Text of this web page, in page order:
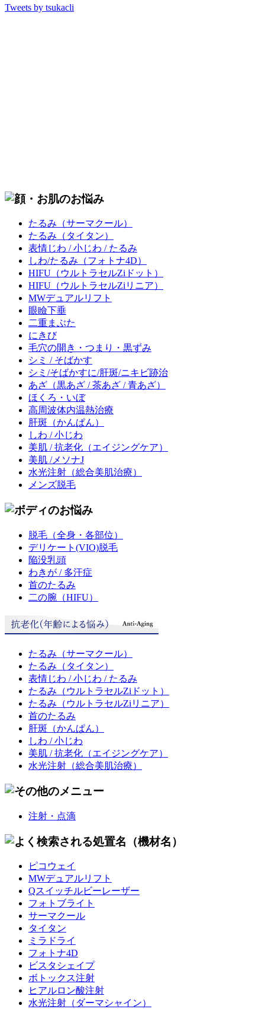
Tweets by tsukacli
たるみ （サーマクール）
たるみ （タイタン）
表情じわ / 小じわ / たるみ
しわ/たるみ （フォトナ4D）
HIFU （ウルトラセルZiドット）
HIFU （ウルトラセルZiリニア）
MWデュアルリフト
眼瞼下垂
二重まぶた
にきび
毛穴の開き・つまり・黒ずみ
シミ / そばかす
シミ/そばかすに/肝斑/ニキビ跡治
あざ （黒あざ / 茶あざ / 青あざ）
ほくろ・いぼ
高周波体内温熱治療
肝斑 （かんぱん）
しわ / 小じわ
美肌 / 抗老化 （エイジングケア）
美肌 /メソナJ
水光注射 （総合美肌治療）
メンズ脱毛
脱毛 （全身・各部位）
デリケート(VIO)脱毛
陥没乳頭
わきが / 多汗症
首のたるみ
二の腕（HIFU）
たるみ （サーマクール）
たるみ （タイタン）
表情じわ / 小じわ / たるみ
たるみ （ウルトラセルZiドット）
たるみ （ウルトラセルZiリニア）
首のたるみ
肝斑 （かんぱん）
しわ / 小じわ
美肌 / 抗老化 （エイジングケア）
水光注射 （総合美肌治療）
注射・点滴
ピコウェイ
MWデュアルリフト
Qスイッチルビーレーザー
フォトブライト
サーマクール
タイタン
ミラドライ
フォトナ4D
ビスタシェイプ
ボトックス注射
ヒアルロン酸注射
水光注射 （ダーマシャイン）